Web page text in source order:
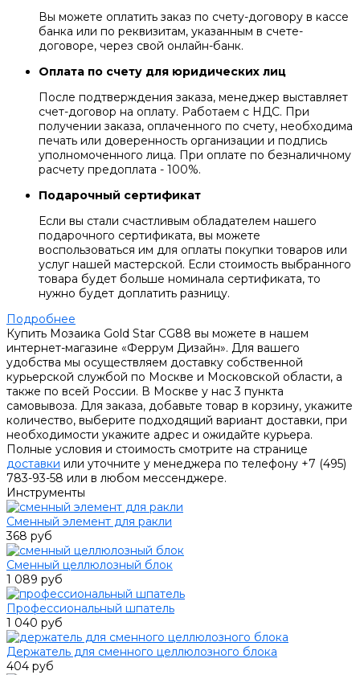
Вы можете оплатить заказ по счету-договору в кассе
банка или по реквизитам, указанным в счете-
договоре, через свой онлайн-банк.
Оплата по счету для юридических лиц
После подтверждения заказа, менеджер выставляет
счет-договор на оплату. Работаем с НДС. При
получении заказа, оплаченного по счету, необходима
печать или доверенность организации и подпись
уполномоченного лица. При оплате по безналичному
расчету предоплата - 100%.
Подарочный сертификат
Если вы стали счастливым обладателем нашего
подарочного сертификата, вы можете
воспользоваться им для оплаты покупки товаров или
услуг нашей мастерской. Если стоимость выбранного
товара будет больше номинала сертификата, то
нужно будет доплатить разницу.
Подробнее
Купить Мозаика Gold Star CG88 вы можете в нашем
интернет-магазине «Феррум Дизайн». Для вашего
удобства мы осуществляем доставку собственной
курьерской службой по Москве и Московской области, а
также по всей России. В Москве у нас 3 пункта
самовывоза. Для заказа, добавьте товар в корзину, укажите
количество, выберите подходящий вариант доставки, при
необходимости укажите адрес и ожидайте курьера.
Полные условия и стоимость смотрите на странице
доставки или уточните у менеджера по телефону +7 (495)
783-93-58 или в любом мессенджере.
Инструменты
Сменный элемент для ракли
368 руб
Сменный целлюлозный блок
1 089 руб
Профессиональный шпатель
1 040 руб
Держатель для сменного целлюлозного блока
404 руб